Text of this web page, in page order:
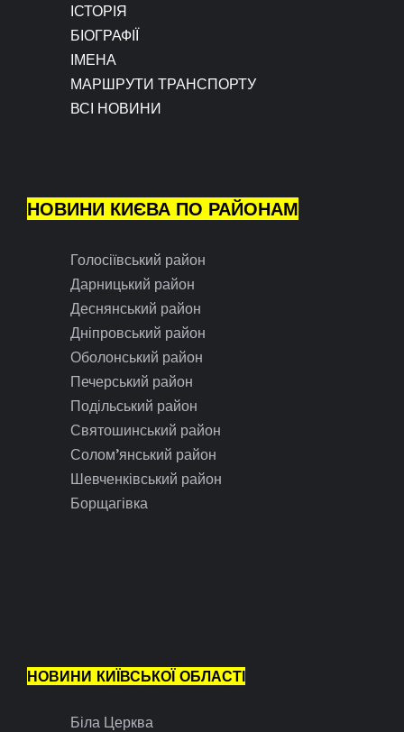
ІСТОРІЯ
БІОГРАФІЇ
ІМЕНА
МАРШРУТИ ТРАНСПОРТУ
ВСІ НОВИНИ
НОВИНИ КИЄВА ПО РАЙОНАМ
Голосіївський район
Дарницький район
Деснянський район
Дніпровський район
Оболонський район
Печерський район
Подільський район
Святошинський район
Солом’янський район
Шевченківський район
Борщагівка
НОВИНИ КИЇВСЬКОЇ ОБЛАСТІ
Біла Церква